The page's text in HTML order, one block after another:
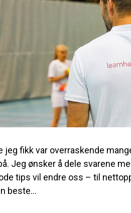
jeg fikk var overraskende
Jeg ønsker å dele svarene
tips vil endre oss – til
beste...